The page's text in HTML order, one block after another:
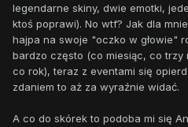
legendarne skiny, dwie emotki,
ktoś poprawi). No wtf? Jak dla
hajpa na swoje "oczko w głowie"
bardzo często (co miesiąc, co trzy
co rok), teraz z eventami się
zdaniem to aż za wyraźnie widać.
A co do skórek to podoba mi się